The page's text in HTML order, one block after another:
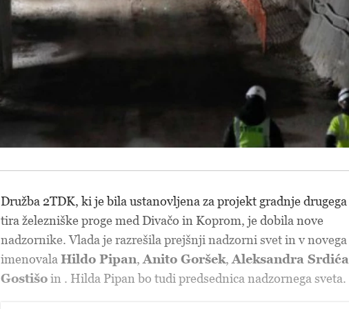
Družba 2TDK, ki je bila ustanovljena za projekt gradnje drugega
tira železniške proge med Divačo in Koprom, je dobila nove
nadzornike. Vlada je razrešila prejšnji nadzorni svet in v novega
imenovala Hildo Pipan, Anito Goršek, Aleksandra Srdića
Gostišoin . Hilda Pipan bo tudi predsednica nadzornega sveta.